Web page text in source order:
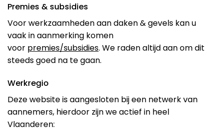
Premies & subsidies
Voor werkzaamheden aan daken & gevels kan u
vaak in aanmerking komen
voor premies/subsidies. We raden altijd aan om dit
steeds goed na te gaan.
Werkregio
Deze website is aangesloten bij een netwerk van
aannemers, hierdoor zijn we actief in heel
Vlaanderen: